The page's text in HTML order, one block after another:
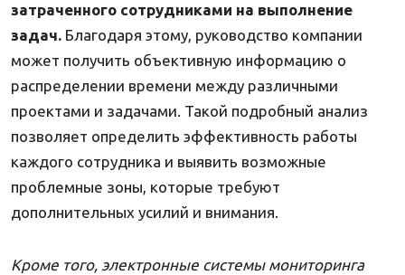
затраченного сотрудниками на выполнение
задач. Благодаря этому, руководство компании
может получить объективную информацию о
распределении времени между различными
проектами и задачами. Такой подробный анализ
позволяет определить эффективность работы
каждого сотрудника и выявить возможные
проблемные зоны, которые требуют
дополнительных усилий и внимания.
Кроме того, электронные системы мониторинга